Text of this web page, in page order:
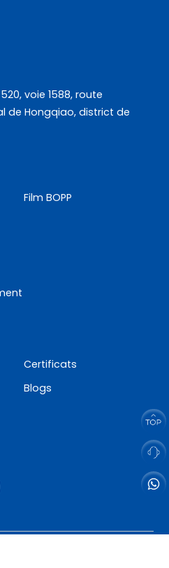
voie 1588, route
de Hongqiao, district de
Film BOPP
Certificats
Blogs